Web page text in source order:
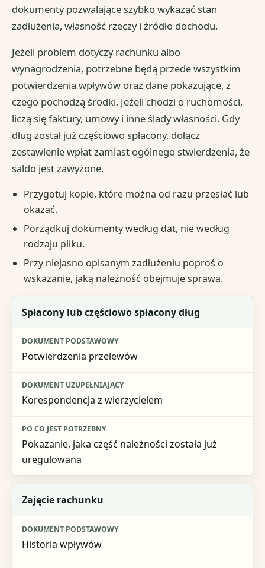
dokumenty pozwalające szybko wykazać stan
zadłużenia, własność rzeczy i źródło dochodu.
Jeżeli problem dotyczy rachunku albo
wynagrodzenia, potrzebne będą przede wszystkim
potwierdzenia wpływów oraz dane pokazujące, z
czego pochodzą środki. Jeżeli chodzi o ruchomości,
liczą się faktury, umowy i inne ślady własności. Gdy
dług został już częściowo spłacony, dołącz
zestawienie wpłat zamiast ogólnego stwierdzenia, że
saldo jest zawyżone.
Przygotuj kopie, które można od razu przesłać lub
okazać.
Porządkuj dokumenty według dat, nie według
rodzaju pliku.
Przy niejasno opisanym zadłużeniu poproś o
wskazanie, jaką należność obejmuje sprawa.
Rodzaj problemu
Dokument podstawowy
Dokument uzupełniający
Spłacony lub częściowo spłacony dług
Potwierdzenia przelewów
Korespondencja z wierzycielem
Pokazanie, jaka część należności została już
uregulowana
Zajęcie rachunku
Historia wpływów